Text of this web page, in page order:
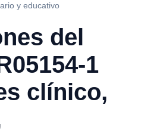
y educativo
del
1
clínico,